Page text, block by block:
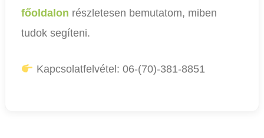
főoldalon részletesen bemutatom, miben
tudok segíteni.
Kapcsolatfelvétel: 06-(70)-381-8851